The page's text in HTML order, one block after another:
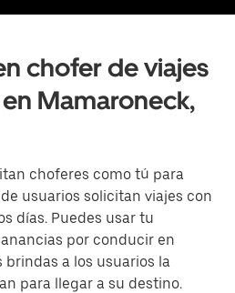
chofer de viajes
Mamaroneck,
choferes como tú para
usuarios solicitan viajes con
días. Puedes usar tu
por conducir en
a los usuarios la
para llegar a su destino.